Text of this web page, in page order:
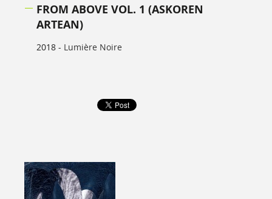
FROM ABOVE VOL. 1 (ASKOREN
ARTEAN)
2018 - Lumière Noire